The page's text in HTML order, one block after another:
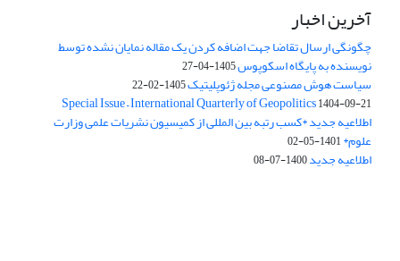
آخرین اخبار
چگونگی ارسال تقاضا جهت اضافه کردن یک مقاله نمایان نشده توسط
نویسنده به پایگاه اسکوپوس1405-04-27
سیاست هوش مصنوعی مجله ژئوپلیتیک1405-02-22
Special Issue – International Quarterly of Geopolitics1404-09-21
اطلاعیه جدید *کسب رتبه بین المللی از کمیسیون نشریات علمی وزارت
علوم*1401-05-02
اطلاعیه جدید1400-07-08